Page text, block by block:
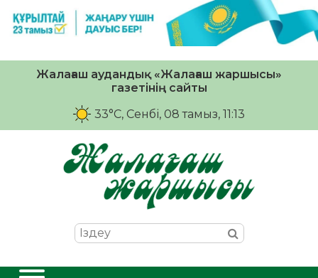
Жалағаш аудандық «Жалағаш жаршысы»
газетінің сайты
33°C, Сенбі, 08 тамыз, 11:13